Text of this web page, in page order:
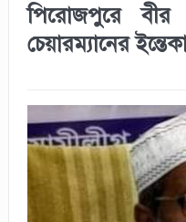
পিরোজপুরে বীর
চেয়ারম্যানের